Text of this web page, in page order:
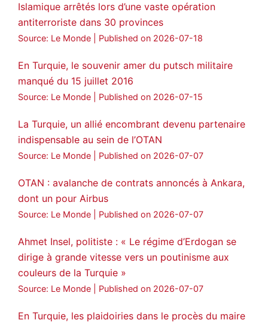
3 2 Twitter
Voir plus...
Islamique arrêtés lors d’une vaste opération
antiterroriste dans 30 provinces
Source: Le Monde Published on 2026-07-18
En Turquie, le souvenir amer du putsch militaire
manqué du 15 juillet 2016
Source: Le Monde Published on 2026-07-15
La Turquie, un allié encombrant devenu partenaire
indispensable au sein de l’OTAN
Source: Le Monde Published on 2026-07-07
OTAN : avalanche de contrats annoncés à Ankara,
dont un pour Airbus
Source: Le Monde Published on 2026-07-07
Ahmet Insel, politiste : « Le régime d’Erdogan se
dirige à grande vitesse vers un poutinisme aux
couleurs de la Turquie »
Source: Le Monde Published on 2026-07-07
En Turquie, les plaidoiries dans le procès du maire